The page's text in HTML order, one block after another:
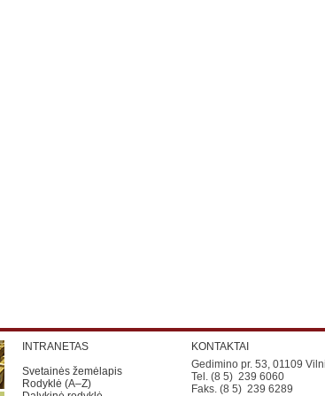
INTRANETAS
Svetainės žemėlapis
Rodyklė (A–Z)
KONTAKTAI
Gedimino pr. 53, 01109
Tel. (8 5) 239 6060
Faks. (8 5) 239 6289